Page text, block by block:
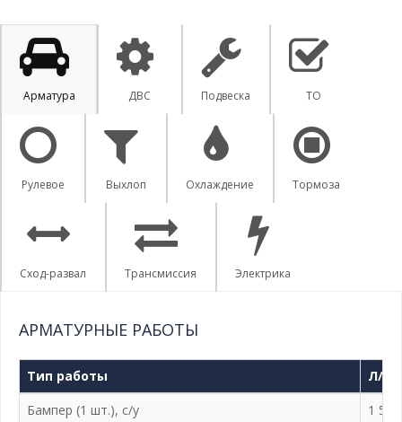
Арматура ДВС Подвеска ТО
Рулевое Выхлоп Охлаждение Тормоза
Сход-развал Трансмиссия Электрика
АРМАТУРНЫЕ РАБОТЫ
Тип работы
Л/а
Бампер (1 шт.), с/у
1